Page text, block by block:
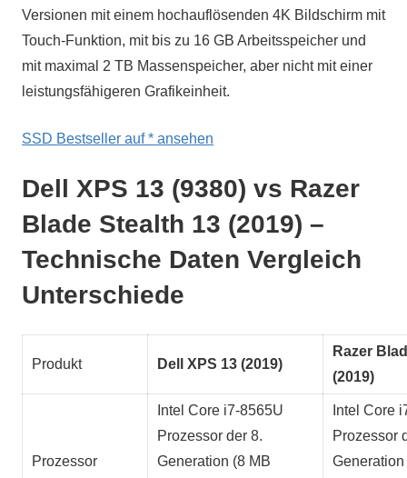
Versionen mit einem hochauflösenden 4K Bildschirm mit
Touch-Funktion, mit bis zu 16 GB Arbeitsspeicher und
mit maximal 2 TB Massenspeicher, aber nicht mit einer
leistungsfähigeren Grafikeinheit.
SSD Bestseller auf* ansehen
Dell XPS 13 (9380) vs Razer
Blade Stealth 13 (2019) –
Technische Daten Vergleich
Unterschiede
Produkt Dell XPS 13 (2019)
Razer
(2019)
Prozessor
Intel Core i7-8565U
Prozessor der 8.
Generation (8 MB
Intel Core
Prozessor
Generation